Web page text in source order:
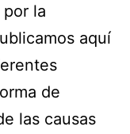
la
aquí
de
las causas